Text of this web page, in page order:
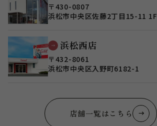
〒430-0807
浜松市中央区佐藤2丁目15-11 1F
浜松西店
〒432-8061
浜松市中央区入野町6182-1
店舗一覧はこちら